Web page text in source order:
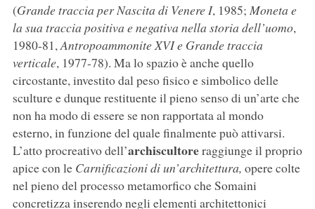
(Grande traccia per Nascita di Venere I, 1985; Moneta e
la sua traccia positiva e negativa nella storia dell’uomo,
1980-81,Antropoammonite XVI e Grande traccia
verticale, 1977-78). Ma lo spazio è anche quello
circostante, investito dal peso fisico e simbolico delle
sculture e dunque restituente il pieno senso di un’arte che
non ha modo di essere se non rapportata al mondo
esterno, in funzione del quale finalmente può attivarsi.
L’atto procreativo dell’archiscultoreraggiunge il proprio
apice con le Carnificazioni di un’architettura, opere colte
nel pieno del processo metamorfico che Somaini
concretizza inserendo negli elementi architettonici